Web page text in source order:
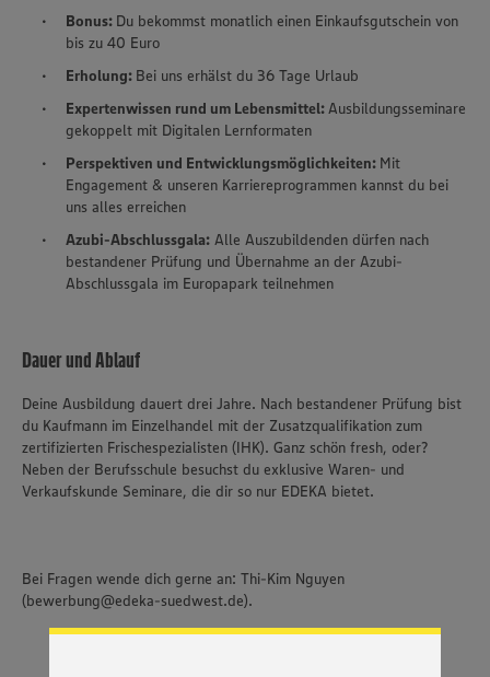
Website zu personalisieren und Ihnen möglichst relevante
Inhalte anzubieten. Ihre Einwilligung in die Nutzung von
Cookies und anderer Technologien ist freiwillig und kann
Bonus: Du bekommst monatlich einen Einkaufsgutschein von
bis zu 40 Euro
Erholung: Bei uns erhälst du 36 Tage Urlaub
Expertenwissen rund um Lebensmittel:Ausbildungsseminare
gekoppelt mit Digitalen Lernformaten
Perspektiven und Entwicklungsmöglichkeiten: Mit
Engagement & unseren Karriereprogrammen kannst du bei
uns alles erreichen
Azubi-Abschlussgala: Alle Auszubildenden dürfen nach
bestandener Prüfung und Übernahme an der Azubi-
Abschlussgala im Europapark teilnehmen
Dauer und Ablauf
Deine Ausbildung dauert drei Jahre. Nach bestandener Prüfung bist
du Kaufmann im Einzelhandel mit der Zusatzqualifikation zum
zertifizierten Frischespezialisten (IHK). Ganz schön fresh, oder?
Neben der Berufsschule besuchst du exklusive Waren- und
Verkaufskunde Seminare, die dir so nur EDEKA bietet.
Bei Fragen wende dich gerne an: Thi-Kim Nguyen
(bewerbung@edeka-suedwest.de).